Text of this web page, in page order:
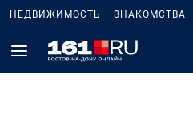
НЕДВИЖИМОСТЬ ЗНАКОМСТВА